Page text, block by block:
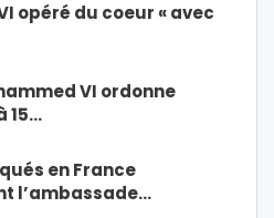
opéré du coeur « avec
VI ordonne
15…
en France
l’ambassade…